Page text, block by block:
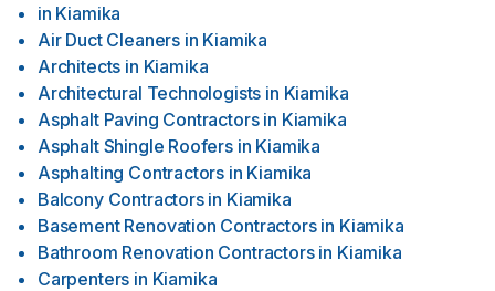
in Kiamika
Air Duct Cleaners in Kiamika
Architects in Kiamika
Architectural Technologists in Kiamika
Asphalt Paving Contractors in Kiamika
Asphalt Shingle Roofers in Kiamika
Asphalting Contractors in Kiamika
Balcony Contractors in Kiamika
Basement Renovation Contractors in Kiamika
Bathroom Renovation Contractors in Kiamika
Carpenters in Kiamika